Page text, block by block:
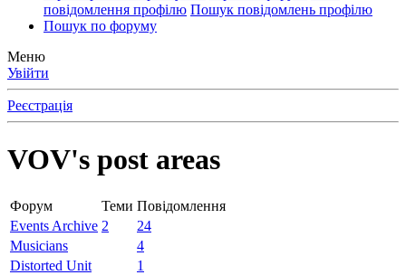
повідомлення профілю Пошук повідомлень профілю
Пошук по форуму
Меню
Увійти
Реєстрація
VOV's post areas
Форум Теми Повідомлення
Events Archive 2
24
Musicians
4
Distorted Unit
1